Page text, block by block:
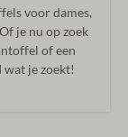
voor dames,
je nu op zoek
of een
je zoekt!